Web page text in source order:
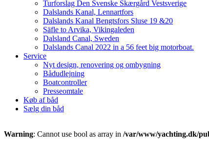
Turforslag Den Svenske Skærgård Vestsverige
Dalslands Kanal, Lennartfors
Dalslands Kanal Bengtsfors Sluse 19 &20
Säfle to Arvika, Vikingaleden
Dalsland Canal, Sweden
Dalslands Canal 2022 in a 56 feet big motorboat.
Service
Nyt design, renovering og ombygning
Bådudlejning
Boatcontroller
Presseomtale
Køb af båd
Sælg din båd
Warning: Cannot use bool as array in /var/www/yachting.dk/